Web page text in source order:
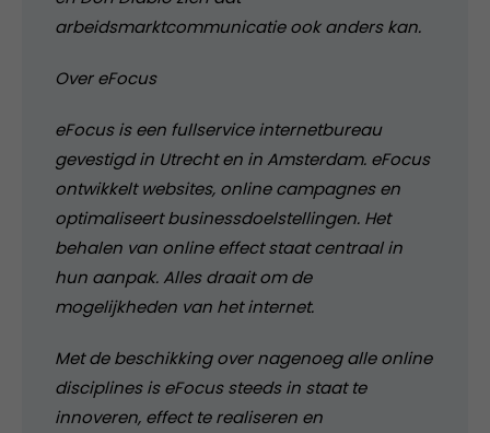
arbeidsmarktcommunicatie ook anders kan.
Over eFocus
eFocus is een fullservice internetbureau
gevestigd in Utrecht en in Amsterdam. eFocus
ontwikkelt websites, online campagnes en
optimaliseert businessdoelstellingen. Het
behalen van online effect staat centraal in
hun aanpak. Alles draait om de
mogelijkheden van het internet.
Met de beschikking over nagenoeg alle online
disciplines is eFocus steeds in staat te
innoveren, effect te realiseren en